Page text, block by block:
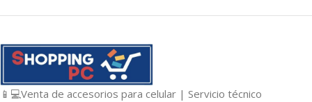
📱💻Venta de accesorios para celular | Servicio técnico